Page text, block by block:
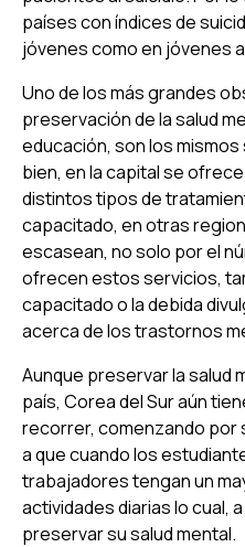
países con índices de
jóvenes como en jóvenes
Uno de los más grandes
preservación de la salud
educación, son los
bien, en la capital se
distintos tipos de
capacitado, en otras
escasean, no solo por el
ofrecen estos servicios,
capacitado o la debida
acerca de los trastornos
Aunque preservar la salud
país, Corea del Sur aún
recorrer, comenzando por
a que cuando los
trabajadores tengan un
actividades diarias lo cual,
preservar su salud mental.